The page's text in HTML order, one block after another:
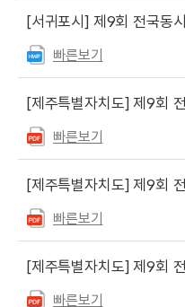
[서귀포시] 제9회 전국동시지방선
빠른보기
[제주특별자치도] 제9회 전국동시
빠른보기
[제주특별자치도] 제9회 전국
빠른보기
[제주특별자치도] 제9회 전국
빠른보기